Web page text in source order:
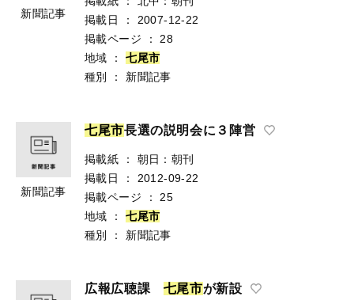
新聞記事
掲載日
：
2007-12-22
掲載ページ
：
28
地域
： 七尾市
種別
： 新聞記事
新聞記事
七尾市長選の説明会に３陣営
掲載紙 ：
朝日：朝刊
掲載日
：
2012-09-22
掲載ページ
：
25
地域
： 七尾市
種別
： 新聞記事
広報広聴課 七尾市が新設